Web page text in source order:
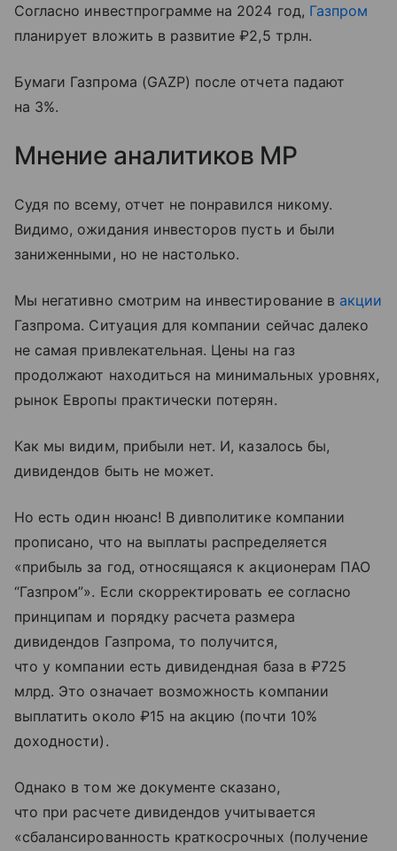
Согласно инвестпрограмме на 2024 год, Газпром
планирует вложить в развитие ₽2,5 трлн.
Бумаги Газпрома (GAZP) после отчета падают
на 3%.
Мнение аналитиков МР
Судя по всему, отчет не понравился никому.
Видимо, ожидания инвесторов пусть и были
заниженными, но не настолько.
Мы негативно смотрим на инвестирование в акции
Газпрома. Ситуация для компании сейчас далеко
не самая привлекательная. Цены на газ
продолжают находиться на минимальных уровнях,
рынок Европы практически потерян.
Как мы видим, прибыли нет. И, казалось бы,
дивидендов быть не может.
Но есть один нюанс! В дивполитике компании
прописано, что на выплаты распределяется
«прибыль за год, относящаяся к акционерам ПАО
“Газпром”». Если скорректировать ее согласно
принципам и порядку расчета размера
дивидендов Газпрома, то получится,
что у компании есть дивидендная база в ₽725
млрд. Это означает возможность компании
выплатить около ₽15 на акцию (почти 10%
доходности).
Однако в том же документе сказано,
что при расчете дивидендов учитывается
«сбалансированность краткосрочных (получение